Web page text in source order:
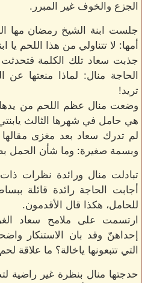
الجزع والخوف غير المبرر.
جلست ابنة الشيخ رمضان مها
أمها: لا تتناولي من هذا اللحم يا
جذبت سعاد تلك الكلمة
الحاجة منال: لماذا منعتها عن
تريد!
وضعت منال عظم اللحم من يدها
هي حامل في شهرها الثالث
لم تدرك سعاد بعد مغزى
وبسمة صغيرة: وما شأن الحمل
تبادلت منال ورائدة نظرات
أجابت الحاجة رائدة قائلة
للحامل، هكذا قال الأقدمون.
ارتسمت على ملامح سعاد
إحداهنّ وقد بان الاستنكار
التي تتبعونها ياخالة؟ ما علاقة
حدجتها منال بنظرة غير راضية